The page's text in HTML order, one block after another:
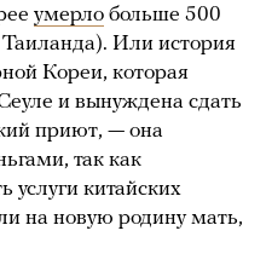
умерло больше 500
Таиланда). Или история
Кореи, которая
и вынуждена сдать
приют, — она
так как
услуги китайских
на новую родину мать,